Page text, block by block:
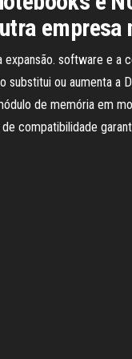
empresa
software e a
ou aumenta a
de memória em
compatibilidade